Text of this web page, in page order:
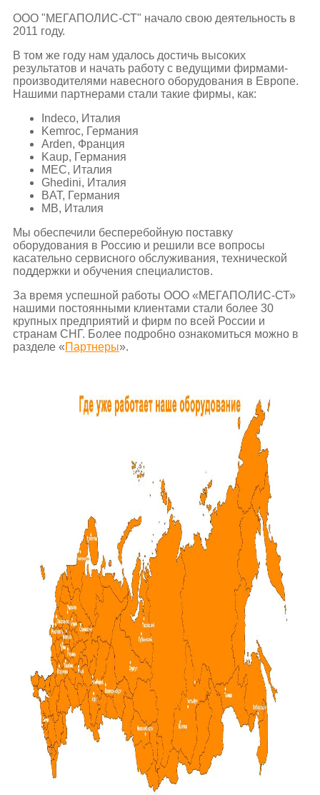
ООО "МЕГАПОЛИС-СТ" начало свою деятельность в
2011 году.
В том же году нам удалось достичь высоких
результатов и начать работу с ведущими фирмами-
производителями навесного оборудования в Европе.
Нашими партнерами стали такие фирмы, как:
Indeco, Италия
Kemroc, Германия
Arden, Франция
Kaup, Германия
MEC, Италия
Ghedini, Италия
BAT, Германия
MB, Италия
Мы обеспечили бесперебойную поставку
оборудования в Россию и решили все вопросы
касательно сервисного обслуживания, технической
поддержки и обучения специалистов.
За время успешной работы ООО «МЕГАПОЛИС-СТ»
нашими постоянными клиентами стали более 30
крупных предприятий и фирм по всей России и
странам СНГ. Более подробно ознакомиться можно в
разделе «Партнеры».